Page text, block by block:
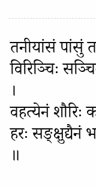
तनीयांसं
विरिञ्चिः
।
वहत्येनं
हरः
॥